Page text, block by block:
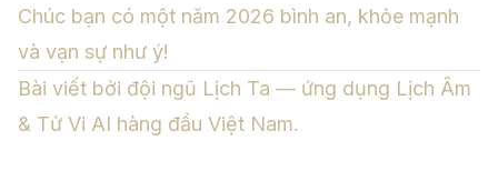
Chúc bạn có một năm 2026 bình an, khỏe mạnh
và vạn sự như ý!
Bài viết bởi đội ngũ Lịch Ta — ứng dụng Lịch Âm
& Tử Vi AI hàng đầu Việt Nam.